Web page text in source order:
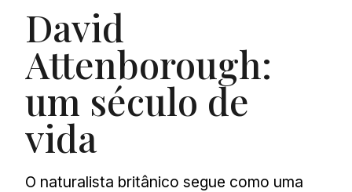
David
Attenborough:
um século de
vida
O naturalista britânico segue como uma